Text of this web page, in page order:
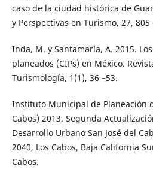
caso de la ciudad histórica de
y Perspectivas en Turismo, 27, 805
Inda, M. y Santamaría, A. 2015.
planeados (CIPs) en México.
Turismología, 1(1), 36 –53.
Instituto Municipal de Planeación
Cabos) 2013. Segunda
Desarrollo Urbano San José del
2040, Los Cabos, Baja California
Cabos.